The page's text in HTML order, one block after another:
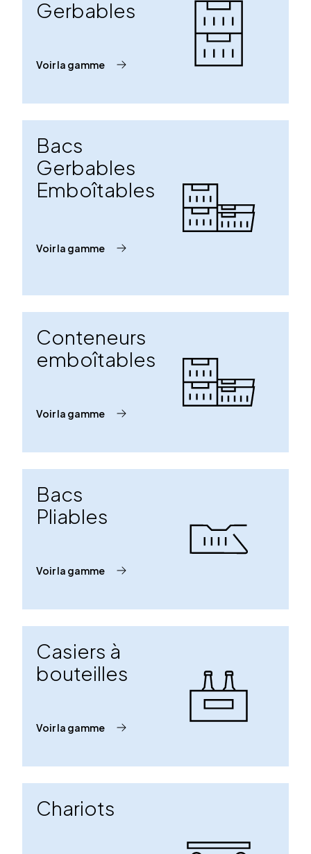
Gerbables
Voir la gamme
Bacs
Gerbables
Emboîtables
Voir la gamme
Conteneurs
emboîtables
Voir la gamme
Bacs
Pliables
Voir la gamme
Casiers à
bouteilles
Voir la gamme
Chariots